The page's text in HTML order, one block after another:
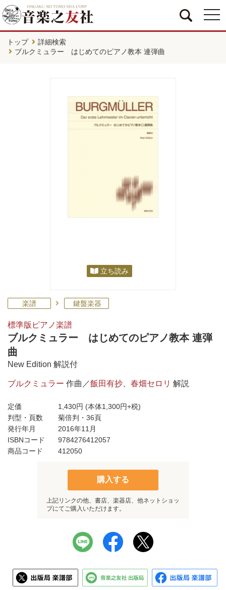
トップ
詳細検索
ブルクミュラー はじめてのピアノ教本 連弾曲
立ち読み
楽譜 鍵盤楽器
標準版ピアノ楽譜
ブルクミュラー はじめてのピアノ教本 連弾
曲
New Edition 解説付
ブルクミュラー 作曲／飯田有抄 春畑セロリ 解説
定価 1,430円 (本体1,300円+税)
判型・頁数
菊倍判・36頁
発行年月
2016年11月
ISBNコード
9784276412057
商品コード
412050
購入する
上記リンクの他、書店、楽器店、他ネットショッ
プにてご購入いただけます。